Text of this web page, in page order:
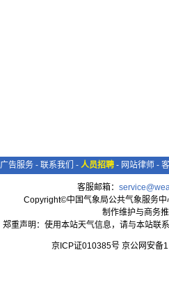
广告服务 - 联系我们 - 人员招聘 - 网站律师 -
客服邮箱：
Copyright©中国气象局公共气象服务
制作维护与商务
郑重声明：使用本站天气信息，请与本站联
京ICP证010385号 京公网安备